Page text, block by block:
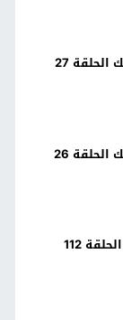
27
26
112